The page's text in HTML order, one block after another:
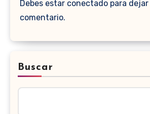
Debes estar conectado para
comentario.
Buscar